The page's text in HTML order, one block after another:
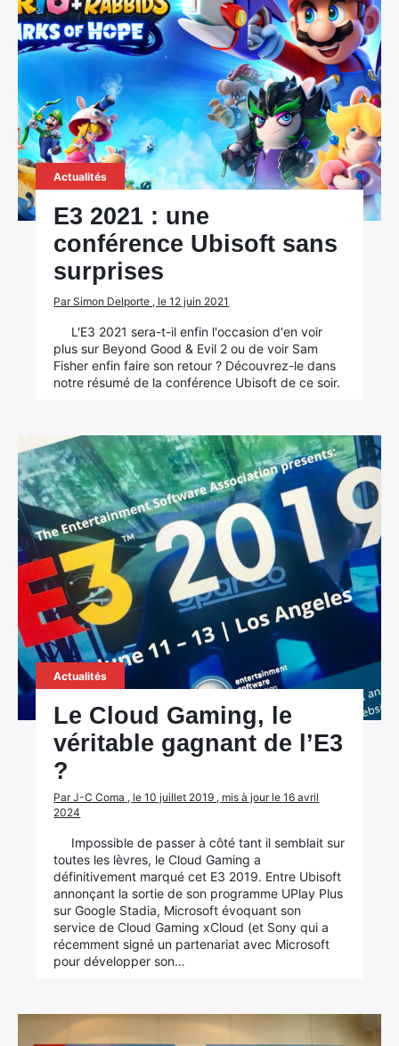
Actualités
E3 2021 : une
conférence Ubisoft sans
surprises
Par Simon Delporte , le 12 juin 2021
L'E3 2021 sera-t-il enfin l'occasion d'en voir
plus sur Beyond Good & Evil 2 ou de voir Sam
Fisher enfin faire son retour ? Découvrez-le dans
notre résumé de la conférence Ubisoft de ce soir.
Actualités
Le Cloud Gaming, le
véritable gagnant de l’E3
?
Par J-C Coma , le 10 juillet 2019 , mis à jour le 16 avril
2024
Impossible de passer à côté tant il semblait sur
toutes les lèvres, le Cloud Gaming a
définitivement marqué cet E3 2019. Entre Ubisoft
annonçant la sortie de son programme UPlay Plus
sur Google Stadia, Microsoft évoquant son
service de Cloud Gaming xCloud (et Sony qui a
récemment signé un partenariat avec Microsoft
pour développer son…